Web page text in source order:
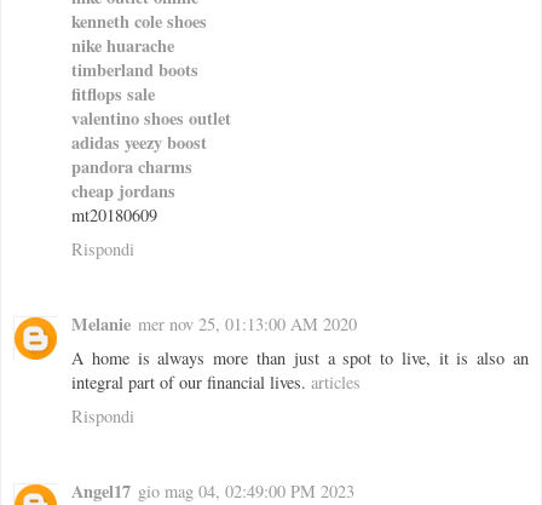
kenneth cole shoes
nike huarache
timberland boots
fitflops sale
valentino shoes outlet
adidas yeezy boost
pandora charms
cheap jordans
mt20180609
Rispondi
Melanie mer nov 25, 01:13:00 AM 2020
A home is always more than just a spot to live, it is also an
integral part of our financial lives. articles
Rispondi
Angel17 gio mag 04, 02:49:00 PM 2023